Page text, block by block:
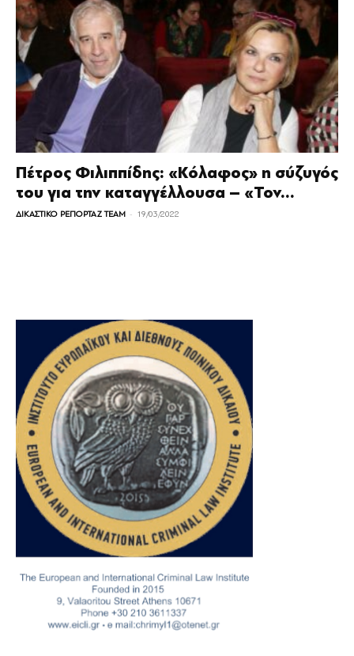
Πέτρος Φιλιππίδης: «Κόλαφος» η σύζυγός
του για την καταγγέλλουσα – «Τον...
ΔΙΚΑΣΤΙΚΟ ΡΕΠΟΡΤΑΖ TEAM - 19/03/2022